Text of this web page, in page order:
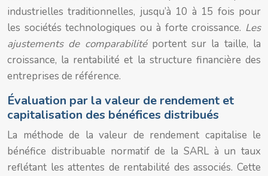
industrielles traditionnelles, jusqu’à 10 à 15 fois pour
les sociétés technologiques ou à forte croissance. Les
ajustements de comparabilité portent sur la taille, la
croissance, la rentabilité et la structure financière des
entreprises de référence.
Évaluation par la valeur de rendement et
capitalisation des bénéfices distribués
La méthode de la valeur de rendement capitalise le
bénéfice distribuable normatif de la SARL à un taux
reflétant les attentes de rentabilité des associés. Cette